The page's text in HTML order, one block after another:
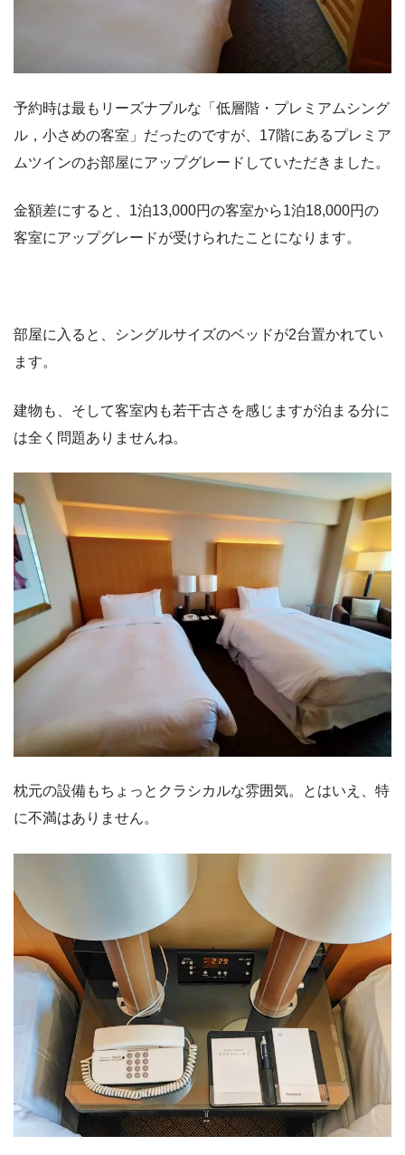
予約時は最もリーズナブルな「低層階・プレミアムシング
ル，小さめの客室」だったのですが、17階にあるプレミア
ムツインのお部屋にアップグレードしていただきました。
金額差にすると、1泊13,000円の客室から1泊18,000円の
客室にアップグレードが受けられたことになります。
部屋に入ると、シングルサイズのベッドが2台置かれてい
ます。
建物も、そして客室内も若干古さを感じますが泊まる分に
は全く問題ありませんね。
枕元の設備もちょっとクラシカルな雰囲気。とはいえ、特
に不満はありません。